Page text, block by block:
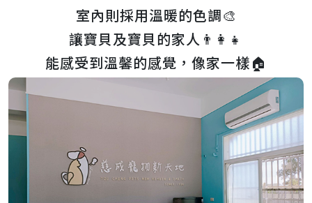
室內則採用溫暖的色調🎨
讓寶貝及寶貝的家人👨‍👩‍👧
能感受到溫馨的感覺，像家一樣🏠